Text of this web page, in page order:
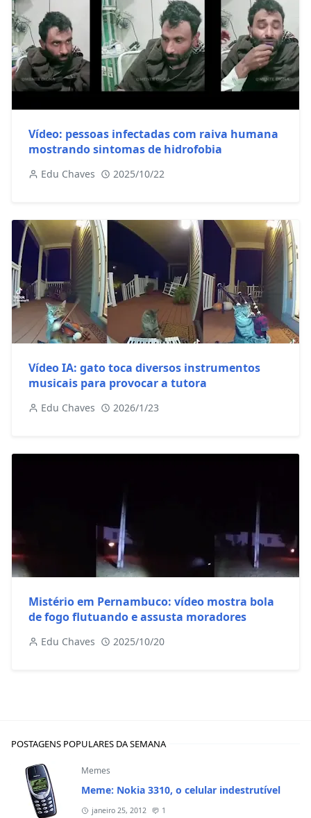
Vídeo: pessoas infectadas com raiva humana
mostrando sintomas de hidrofobia
Edu Chaves 2025/10/22
Vídeo IA: gato toca diversos instrumentos
musicais para provocar a tutora
Edu Chaves 2026/1/23
Mistério em Pernambuco: vídeo mostra bola
de fogo flutuando e assusta moradores
Edu Chaves 2025/10/20
POSTAGENS POPULARES DA SEMANA
Memes
Meme: Nokia 3310, o celular indestrutível
janeiro 25, 2012 1